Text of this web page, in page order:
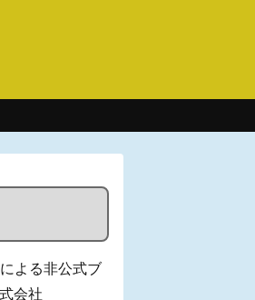
よる非公式ブ
会社